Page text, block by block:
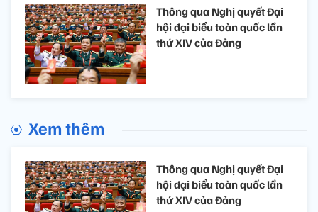
Thông qua Nghị quyết Đại
hội đại biểu toàn quốc lần
thứ XIV của Đảng
Xem thêm
Thông qua Nghị quyết Đại
hội đại biểu toàn quốc lần
thứ XIV của Đảng